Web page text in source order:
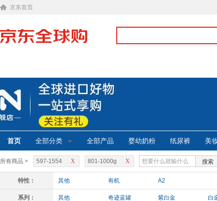
京东首页
首页 全部分类 全部产品 婴幼奶粉 纸尿裤 美
所有商品 > X
597-1554 X
801-1000g 搜索
特性： 其他 有机 A2
系列： 其他 奇迹蓝罐 紫白金 白